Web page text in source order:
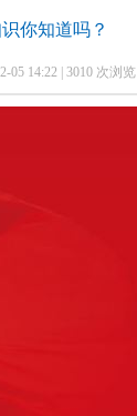
你知道吗？
05 14:22 | 3010 次浏览